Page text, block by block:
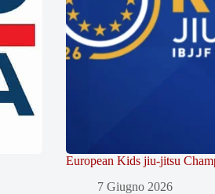
European Kids jiu-jitsu
7 Giugno 2026